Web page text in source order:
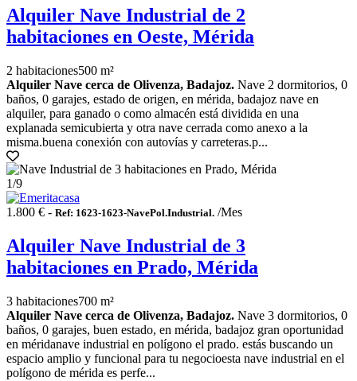
Alquiler Nave Industrial de 2
habitaciones en Oeste, Mérida
2 habitaciones500 m²
Alquiler Nave cerca de Olivenza, Badajoz. Nave 2 dormitorios, 0
baños, 0 garajes, estado de origen, en mérida, badajoz nave en
alquiler, para ganado o como almacén está dividida en una
explanada semicubierta y otra nave cerrada como anexo a la
misma.buena conexión con autovías y carreteras.p...
1/9
1.800 € - Ref: 1623-1623-NavePol.Industrial. /Mes
Alquiler Nave Industrial de 3
habitaciones en Prado, Mérida
3 habitaciones700 m²
Alquiler Nave cerca de Olivenza, Badajoz. Nave 3 dormitorios, 0
baños, 0 garajes, buen estado, en mérida, badajoz gran oportunidad
en méridanave industrial en polígono el prado. estás buscando un
espacio amplio y funcional para tu negocioesta nave industrial en el
polígono de mérida es perfe...